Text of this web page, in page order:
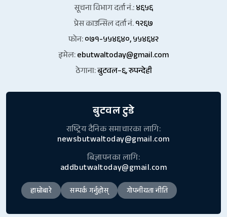
सूचना विभाग दर्ता नं.:४६५६
प्रेस काउन्सिल दर्ता नं.१२६७
फोन:०७१-५५४६४०, ५५४६४२
इमेल:ebutwaltoday@gmail.com
ठेगाना:बुटवल–६, रुपन्देही
बुटवल टुडे
राष्ट्रिय दैनिक समाचारका लागि:
newsbutwaltoday@gmail.com
बिज्ञापनका लागि:
addbutwaltoday@gmail.com
हाम्रोबारे सम्पर्क गर्नुहोस् गोपनीयता नीति